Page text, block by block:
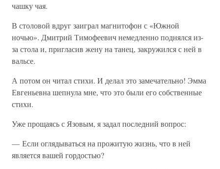
чашку чая.
В столовой вдруг заиграл магнитофон с «Южной
ночью». Дмитрий Тимофеевич немедленно поднялся из-
за стола и, пригласив жену на танец, закружился с ней в
вальсе.
А потом он читал стихи. И делал это замечательно! Эмма
Евгеньевна шепнула мне, что это были его собственные
стихи.
Уже прощаясь с Язовым, я задал последний вопрос:
— Если оглядываться на прожитую жизнь, что в ней
является вашей гордостью?